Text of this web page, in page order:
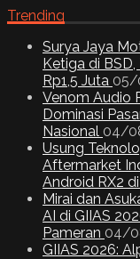
Trending
Surya Jaya
Ketiga di
Rp1,5 Juta 05/
Venom Audio
Dominasi
Nasional 04/
Usung
Aftermarket
Android RX2
Mirai dan
AI di GIIAS
Pameran 04/
GIIAS 2026: